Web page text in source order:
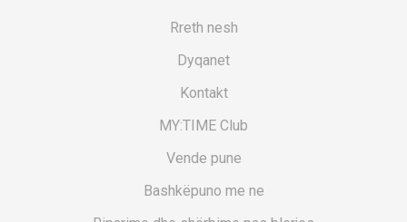
Rreth nesh
Dyqanet
Kontakt
MY:TIME Club
Vende pune
Bashkëpuno me ne